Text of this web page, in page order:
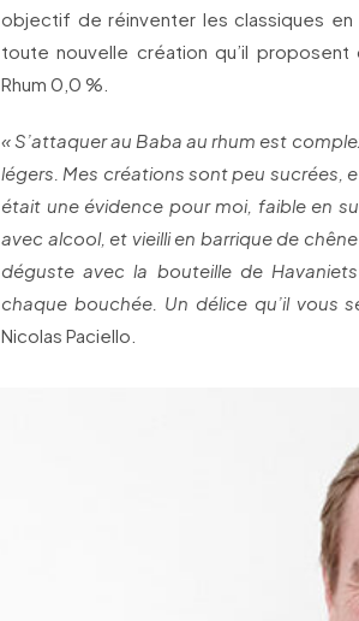
objectif de réinventer les classiques
toute nouvelle création qu’il proposent
Rhum 0,0 %.
« S’attaquer au Baba au rhum est
légers. Mes créations sont peu sucrées,
était une évidence pour moi, faible en
avec alcool, et vieilli en barrique de
déguste avec la bouteille de
chaque bouchée. Un délice qu’il vous
Nicolas Paciello.